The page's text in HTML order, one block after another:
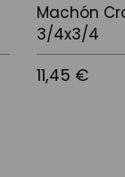
Machón
3/4x3/4
11,45 €